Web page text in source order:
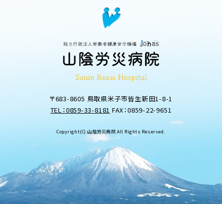
〒683-8605 鳥取県米子市皆生新田1-8-1
TEL：0859-33-8181 FAX：0859-22-9651
Copyright(C) 山陰労災病院 All Rights Reserved.